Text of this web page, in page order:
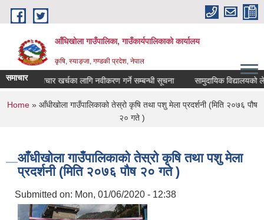
Skip to main content
आँधिखोला गाउँपालिका, गाउँकार्यपालिकाको कार्यालय
कृषि, स्याङ्जा, गण्डकी प्रदेश, नेपाल
समाचार
उपचार खर्चका लागि नवीकरण गर्ने सम्बन्धी सूचना सामुदायिक विद्यालयको लेखा
You are here
Home» आँधीखोला गाउँपालिकाको तेस्रो कृषि तथा पशु मेला प्रदर्शनी (मिति २०७६ पौष
२० गते )
आँधीखोला गाउँपालिकाको तेस्रो कृषि तथा पशु मेला
प्रदर्शनी (मिति २०७६ पौष २० गते )
Submitted on: Mon, 01/06/2020 - 12:38